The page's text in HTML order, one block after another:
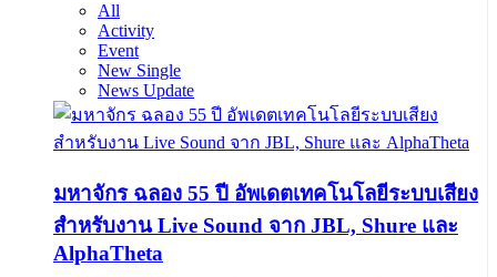
All
Activity
Event
New Single
News Update
มหาจักร ฉลอง 55 ปี อัพเดตเทคโนโลยีระบบเสียง
สำหรับงาน Live Sound จาก JBL, Shure และ
AlphaTheta